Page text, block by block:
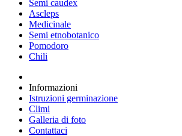
Semi caudex
Ascleps
Medicinale
Semi etnobotanico
Pomodoro
Chili
Informazioni
Istruzioni germinazione
Climi
Galleria di foto
Contattaci